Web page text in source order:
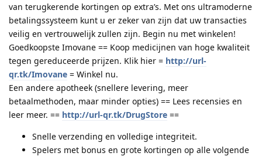
van terugkerende kortingen op extra’s. Met ons ultramoderne
betalingssysteem kunt u er zeker van zijn dat uw transacties
veilig en vertrouwelijk zullen zijn. Begin nu met winkelen!
Goedkoopste Imovane == Koop medicijnen van hoge kwaliteit
tegen gereduceerde prijzen. Klik hier = http://url-
qr.tk/Imovane = Winkel nu.
Een andere apotheek (snellere levering, meer
betaalmethoden, maar minder opties) == Lees recensies en
leer meer. == http://url-qr.tk/DrugStore ==
Snelle verzending en volledige integriteit.
Spelers met bonus en grote kortingen op alle volgende